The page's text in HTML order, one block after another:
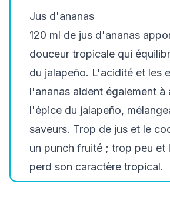
Jus d'ananas
120 ml de jus d'ananas
douceur tropicale qui
du jalapeño. L'acidité et les
l'ananas aident également à
l'épice du jalapeño,
saveurs. Trop de jus et le
un punch fruité ; trop peu et
perd son caractère tropical.